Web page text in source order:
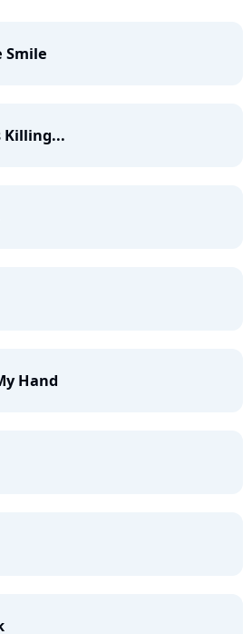
Smile
Killing...
Hand